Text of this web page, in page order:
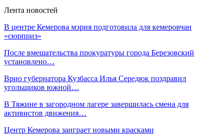
Лента новостей
В центре Кемерова мэрия подготовила для кемеровчан
«сюрприз»
После вмешательства прокуратуры города Березовский
установлено…
Врио губернатора Кузбасса Илья Середюк поздравил
угольщиков южной…
В Тяжине в загородном лагере завершилась смена для
активистов движения…
Центр Кемерова заиграет новыми красками